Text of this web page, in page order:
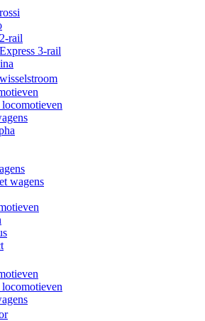
rail
3-rail
wagens